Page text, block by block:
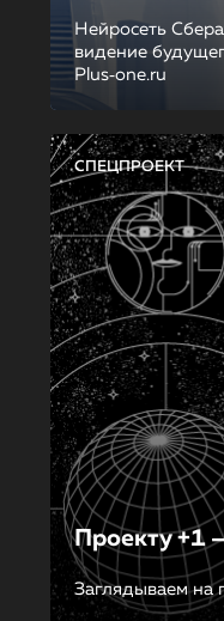
Нейросеть
видение
Plus‑one.ru
СПЕЦПРОЕКТ
Проекту +1
Заглядываем на